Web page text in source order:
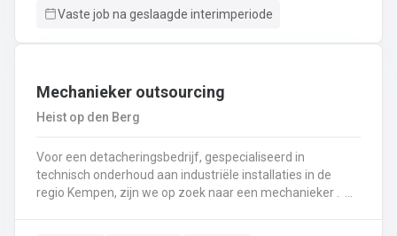
interne opleiding! Interesse? bel naar 011495856 of mail
Vaste job na geslaagde interimperiode
Mechanieker outsourcing
Heist op den Berg
Voor een detacheringsbedrijf, gespecialiseerd in
technisch onderhoud aan industriële installaties in de
regio Kempen, zijn we op zoek naar een mechanieker .